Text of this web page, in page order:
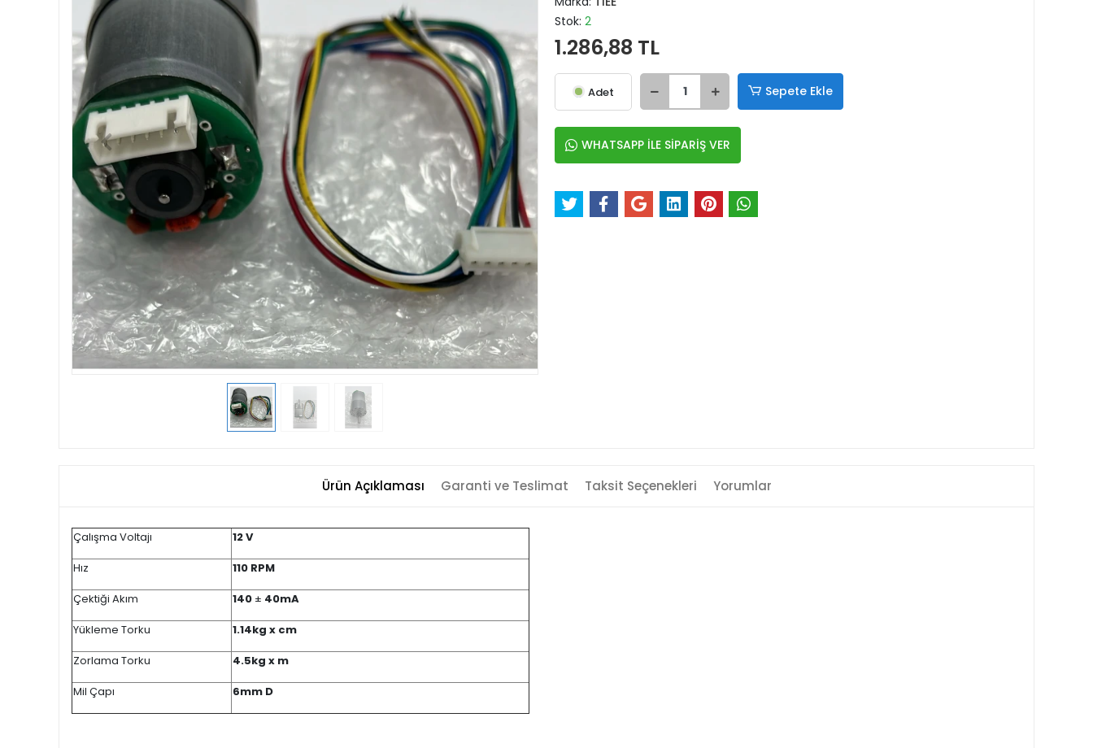
Stok: 2
1.286,88 TL
Adet Sepete Ekle
WHATSAPP İLE SİPARİŞ VER
Ürün Açıklaması Garanti ve Teslimat Taksit Seçenekleri Yorumlar
Çalışma Voltajı
12 V
Hız
110 RPM
Çektiği Akım
140 ± 40mA
Yükleme Torku
1.14kg x cm
Zorlama Torku
4.5kg x m
Mil Çapı
6mm D